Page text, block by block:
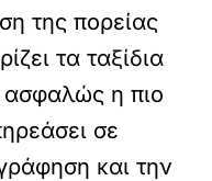
της πορείας
τα ταξίδια
ασφαλώς η πιο
σε
και την